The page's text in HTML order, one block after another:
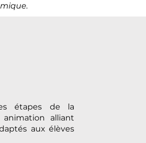
étapes de la
alliant
aux élèves